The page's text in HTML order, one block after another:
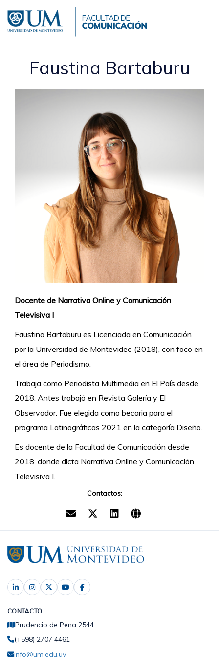
contenido
principal
Faustina Bartaburu
Docente de Narrativa Online y Comunicación
Televisiva I
Faustina Bartaburu es Licenciada en Comunicación
por la Universidad de Montevideo (2018), con foco en
el área de Periodismo.
Trabaja como Periodista Multimedia en El País desde
2018. Antes trabajó en Revista Galería y El
Observador. Fue elegida como becaria para el
programa Latinográficas 2021 en la categoría Diseño.
Es docente de la Facultad de Comunicación desde
2018, donde dicta Narrativa Online y Comunicación
Televisiva I.
Contactos:
CONTACTO
Prudencio de Pena 2544
(+598) 2707 4461
info@um.edu.uy